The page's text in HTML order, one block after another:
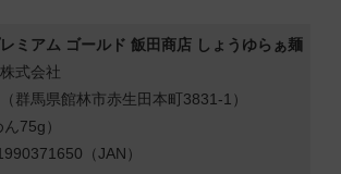
ミアム ゴールド飯田商店 しょうゆらぁ麺
式会社
群馬県館林市赤生田本町3831-1）
75g）
（JAN）